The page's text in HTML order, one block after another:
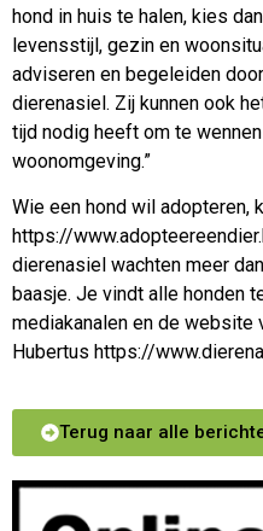
hond in huis te halen, kies
levensstijl, gezin en
adviseren en begeleiden
dierenasiel. Zij kunnen ook
tijd nodig heeft om te
woonomgeving.”
Wie een hond wil adopteren,
https://
dierenasiel wachten meer
baasje. Je vindt alle honden
mediakanalen en de website
Hubertus https://
Terug naar alle